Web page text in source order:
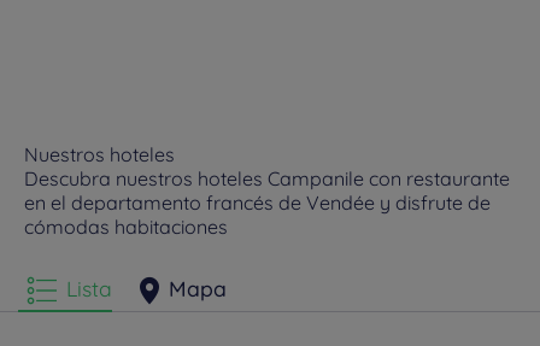
Nuestros hoteles
Descubra nuestros hoteles Campanile con restaurante
en el departamento francés de Vendée y disfrute de
cómodas habitaciones
Lista Mapa